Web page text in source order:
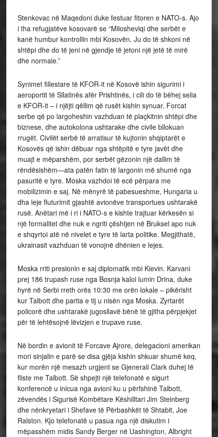
Stenkovac në Maqedoni duke festuar fitoren e NATO-s. Ajo
i tha refugjatëve kosovarë se “Milosheviqi dhe serbët e
kanë humbur kontrollin mbi Kosovën. Ju do të shkoni në
shtëpi dhe do të jeni në gjendje të jetoni një jetë të mirë
dhe normale.”
Synimet fillestare të KFOR-it në Kosovë ishin sigurimi i
aeroportit të Sllatinës afër Prishtinës, i cili do të bëhej selia
e KFOR-it – i njëjti qëllim që rusët kishin synuar. Forcat
serbe që po largoheshin vazhduan të plaçkitnin shtëpi dhe
biznese, dhe autokolona ushtarake dhe civile bllokuan
rrugët. Civilët serbë të arratisur të kujtonin shqiptarët e
Kosovës që ishin dëbuar nga shtëpitë e tyre javët dhe
muajt e mëparshëm, por serbët gëzonin një dallim të
rëndësishëm—ata patën fatin të largonin më shumë nga
pasuritë e tyre. Moska vazhdoi të ecë përpara me
mobilizimin e saj. Në mënyrë të pabesueshme, Hungaria u
dha leje fluturimit gjashtë avionëve transportues ushtarakë
rusë. Anëtari më i ri i NATO-s e kishte trajtuar kërkesën si
një formalitet dhe nuk e ngriti çështjen në Bruksel apo nuk
e shqyrtoi atë në nivelet e tyre të larta politike. Megjithatë,
ukrainasit vazhduan të vonojnë dhënien e lejes.
Moska rriti presionin e saj diplomatik mbi Kievin. Karvani
prej 186 trupash ruse nga Bosnja kaloi lumin Drina, duke
hyrë në Serbi rreth orës 10:30 me orën lokale – pikërisht
kur Talbott dhe partia e tij u nisën nga Moska. Zyrtarët
policorë dhe ushtarakë jugosllavë bënë të gjitha përpjekjet
për të lehtësojnë lëvizjen e trupave ruse.
Në bordin e avionit të Forcave Ajrore, delegacioni amerikan
mori sinjalin e parë se disa gjëja kishin shkuar shumë keq,
kur morën një mesazh urgjent se Gjenerali Clark duhej të
fliste me Talbott. Së shpejti një telefonatë e sigurt
konferencë u inicua nga avioni ku u përfshinë Talbott,
zëvendës i Sigurisë Kombëtare Këshilltari Jim Steinberg
dhe nënkryetari i Shefave të Përbashkët të Shtabit, Joe
Ralston. Kjo telefonatë u pasua nga një diskutim i
mëpasshëm midis Sandy Berger në Uashington, Albright